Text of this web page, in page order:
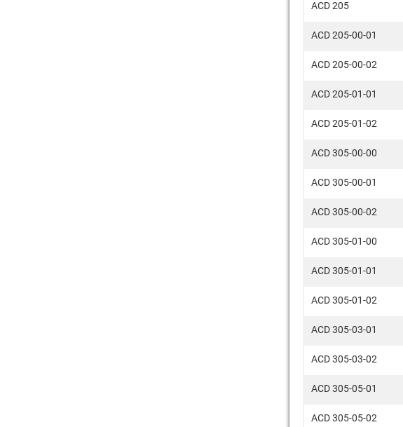
ACD 205
ACD 205-00-01
ACD 205-00-02
ACD 205-01-01
ACD 205-01-02
ACD 305-00-00
ACD 305-00-01
ACD 305-00-02
ACD 305-01-00
ACD 305-01-01
ACD 305-01-02
ACD 305-03-01
ACD 305-03-02
ACD 305-05-01
ACD 305-05-02